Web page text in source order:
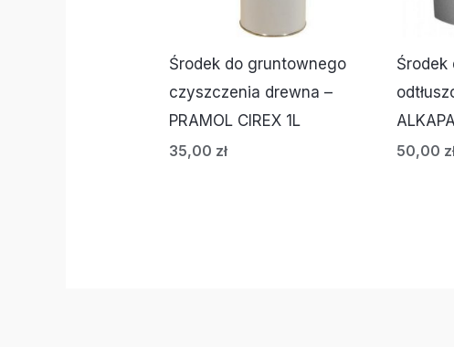
Środek do gruntownego
czyszczenia drewna –
PRAMOL CIREX 1L
35,00 zł
Środek
50,00